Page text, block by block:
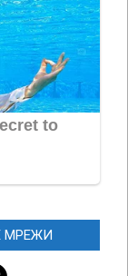
МРЕЖИ